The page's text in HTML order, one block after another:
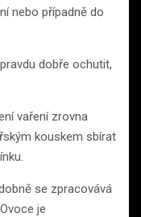
nebo případně do
dobře ochutit,
vaření zrovna
kouskem sbírat
se zpracovává
je